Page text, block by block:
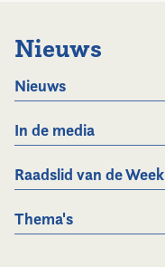
Nieuws
Nieuws
In de media
Raadslid van de Week
Thema's